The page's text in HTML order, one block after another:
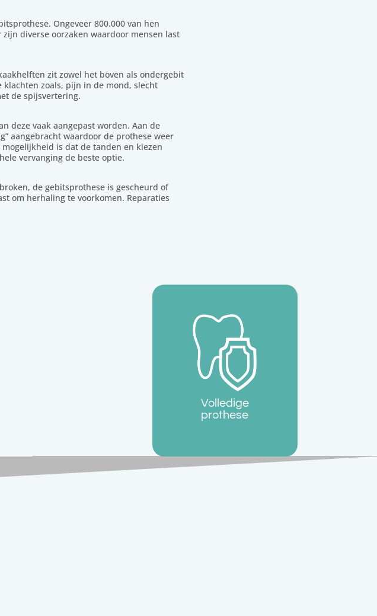
Ongeveer 800.000 van hen
diverse oorzaken waardoor mensen last
zit zowel het boven als ondergebit
zoals, pijn in de mond, slecht
de spijsvertering.
deze vaak aangepast worden. Aan de
aangebracht waardoor de prothese weer
is dat de tanden en kiezen
vervanging de beste optie.
de gebitsprothese is gescheurd of
om herhaling te voorkomen. Reparaties
Volledige
prothese